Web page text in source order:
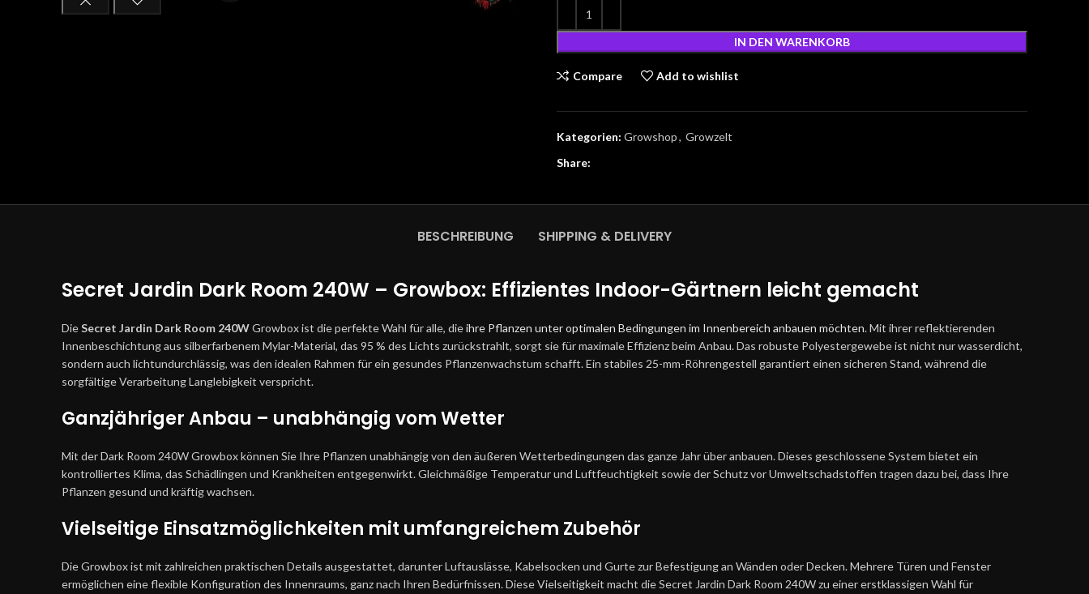
IN DEN WARENKORB
Compare Add to wishlist
Kategorien: Growshop, Growzelt
Share:
BESCHREIBUNG SHIPPING & DELIVERY
Secret Jardin Dark Room 240W – Growbox: Effizientes Indoor-Gärtnern leicht gemacht
DieSecret Jardin Dark Room 240WGrowbox ist die perfekte Wahl für alle, dieihre Pflanzen unter optimalen Bedingungen im Innenbereich anbauen möchten. Mit ihrer reflektierenden
Innenbeschichtung aus silberfarbenem Mylar-Material, das 95 % des Lichts zurückstrahlt, sorgt sie für maximale Effizienz beim Anbau. Das robuste Polyestergewebe ist nicht nur wasserdicht,
sondern auch lichtundurchlässig, was den idealen Rahmen für ein gesundes Pflanzenwachstum schafft. Ein stabiles 25-mm-Röhrengestell garantiert einen sicheren Stand, während die
sorgfältige Verarbeitung Langlebigkeit verspricht.
Ganzjähriger Anbau – unabhängig vom Wetter
Mit der Dark Room 240W Growbox können Sie Ihre Pflanzen unabhängig von den äußeren Wetterbedingungen das ganze Jahr über anbauen. Dieses geschlossene System bietet ein
kontrolliertes Klima, das Schädlingen und Krankheiten entgegenwirkt. Gleichmäßige Temperatur und Luftfeuchtigkeit sowie der Schutz vor Umweltschadstoffen tragen dazu bei, dass Ihre
Pflanzen gesund und kräftig wachsen.
Vielseitige Einsatzmöglichkeiten mit umfangreichem Zubehör
Die Growbox ist mit zahlreichen praktischen Details ausgestattet, darunter Luftauslässe, Kabelsocken und Gurte zur Befestigung an Wänden oder Decken. Mehrere Türen und Fenster
ermöglichen eine flexible Konfiguration des Innenraums, ganz nach Ihren Bedürfnissen. Diese Vielseitigkeit macht die Secret Jardin Dark Room 240W zu einer erstklassigen Wahl für